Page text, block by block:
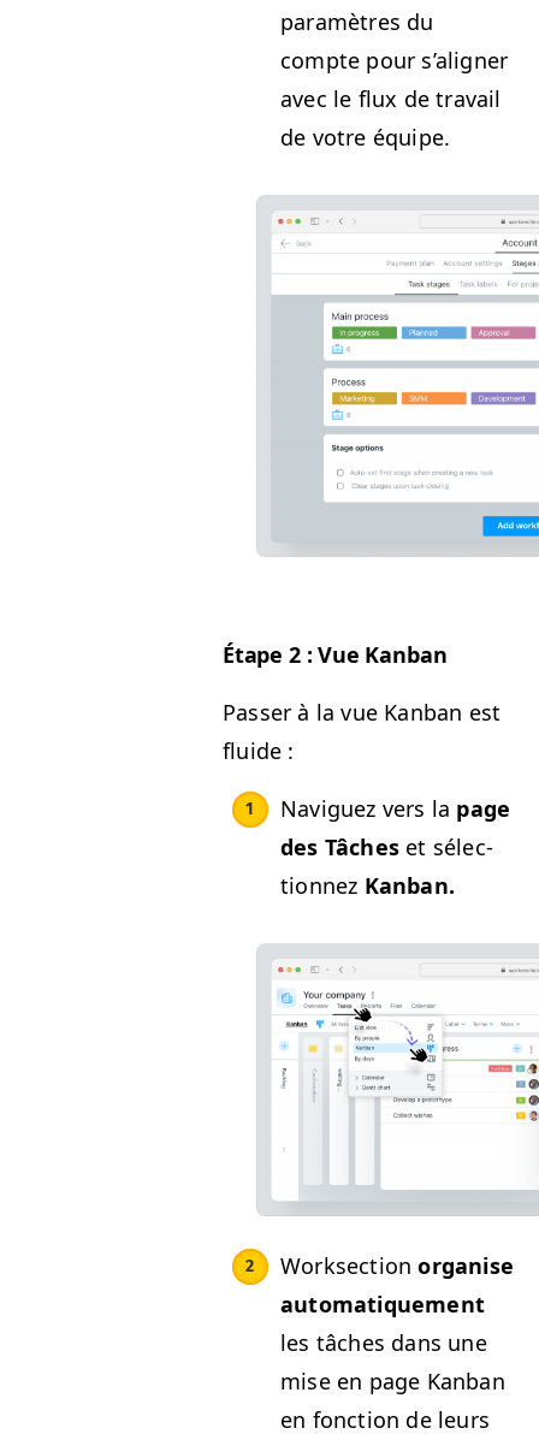
paramètres du
compte pour s’align­er
avec le flux de tra­vail
de votre équipe.
Étape 2 : Vue Kanban
Pass­er à la vue Kan­ban est
fluide :
Nav­iguez vers la page
des Tâch­es et sélec­
tion­nez Kan­ban.
Work­sec­tionorgan­ise
automa­tique­ment
les tâch­es dans une
mise en page Kan­ban
en fonc­tion de leurs